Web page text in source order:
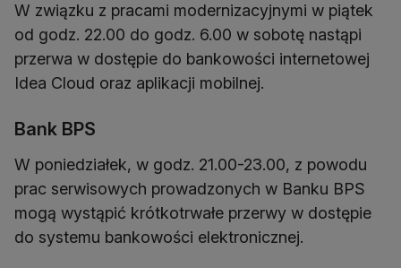
W związku z pracami modernizacyjnymi w piątek
od godz. 22.00 do godz. 6.00 w sobotę nastąpi
przerwa w dostępie do bankowości internetowej
Idea Cloud oraz aplikacji mobilnej.
Bank BPS
W poniedziałek, w godz. 21.00-23.00, z powodu
prac serwisowych prowadzonych w Banku BPS
mogą wystąpić krótkotrwałe przerwy w dostępie
do systemu bankowości elektronicznej.